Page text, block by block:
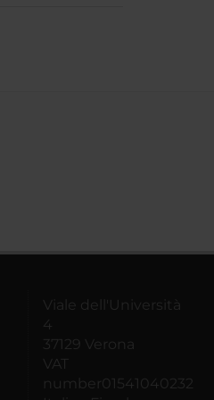
Viale dell'Università
4
37129 Verona
VAT
number01541040232